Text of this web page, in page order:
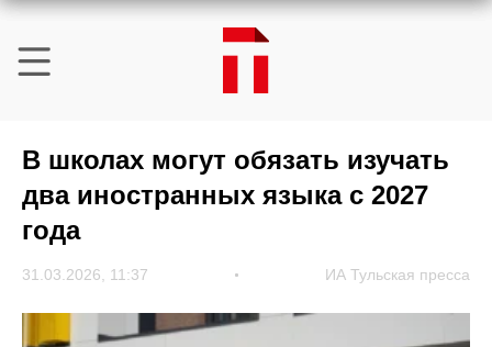
В школах могут обязать изучать
два иностранных языка с 2027
года
31.03.2026, 11:37 ИА Тульская пресса